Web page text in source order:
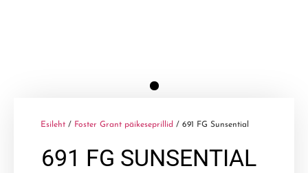
Esileht / Foster Grant päikeseprillid / 691 FG Sunsential
691 FG SUNSENTIAL